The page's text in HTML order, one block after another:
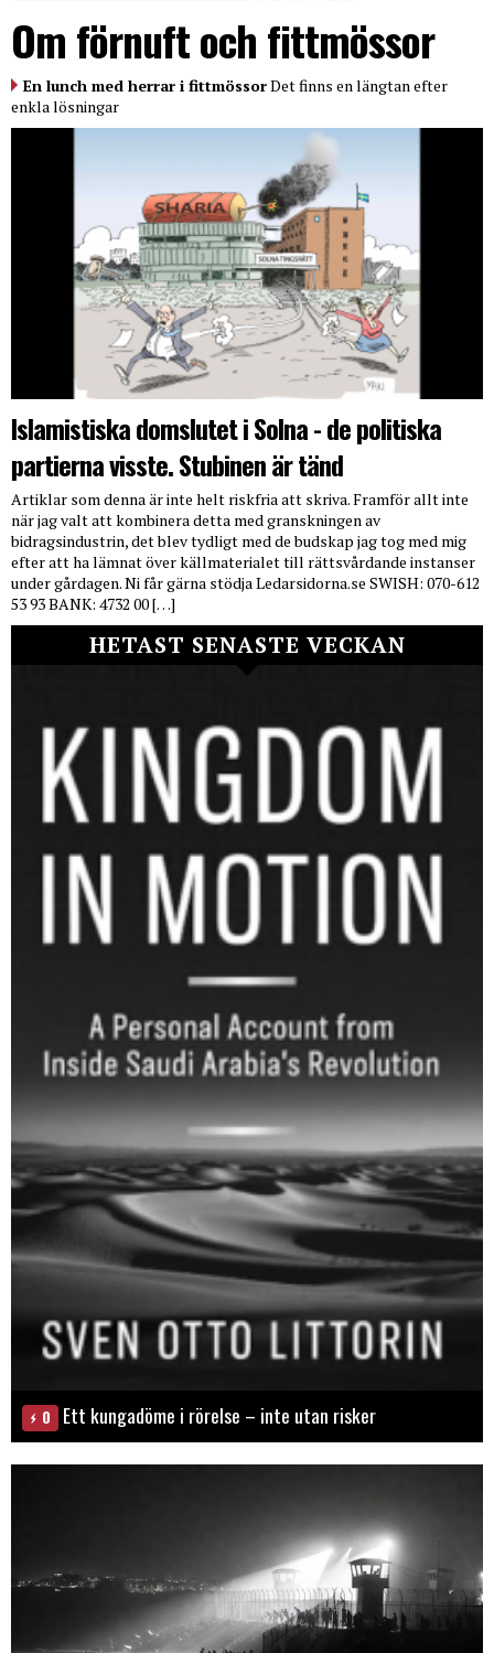
Om förnuft och fittmössor
En lunch med herrar i fittmössorDet finns en längtan efter
enkla lösningar
Islamistiska domslutet i Solna - de politiska
partierna visste. Stubinen är tänd
Artiklar som denna är inte helt riskfria att skriva. Framför allt inte
när jag valt att kombinera detta med granskningen av
bidragsindustrin, det blev tydligt med de budskap jag tog med mig
efter att ha lämnat över källmaterialet till rättsvårdande instanser
under gårdagen. Ni får gärna stödja Ledarsidorna.se SWISH: 070-612
53 93 BANK: 4732 00 […]
HETAST SENASTE VECKAN
0 Ett kungadöme i rörelse – inte utan risker